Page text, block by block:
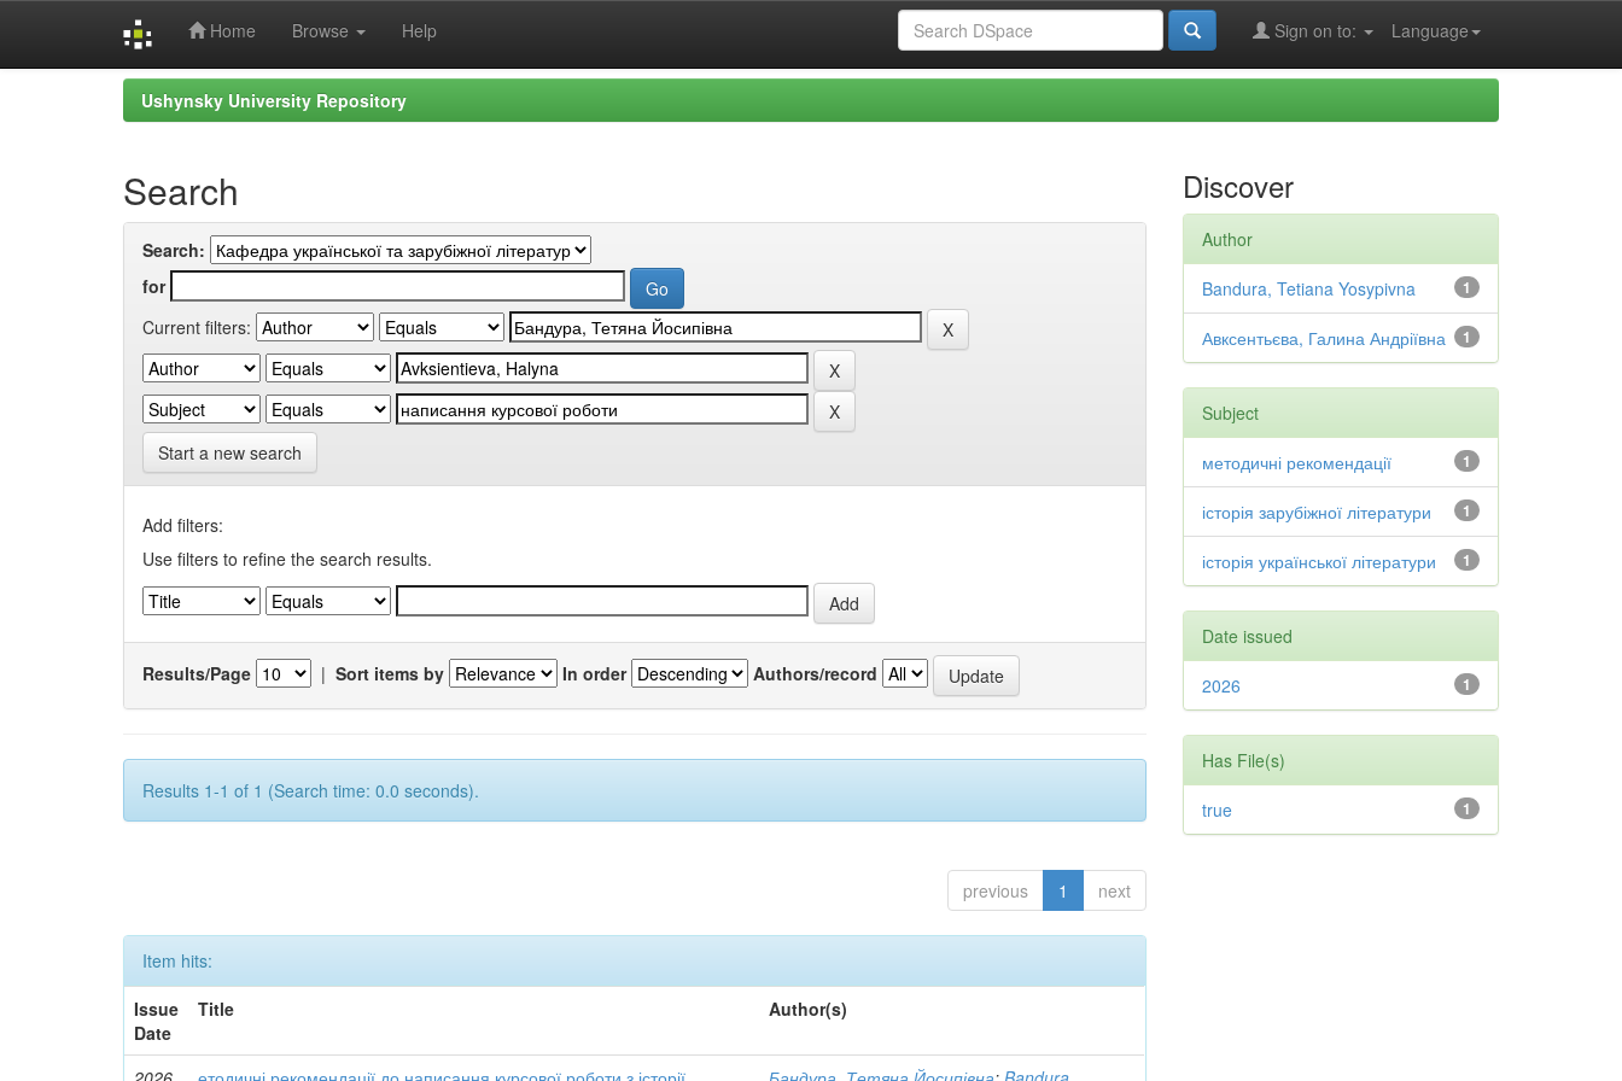
Home Browse Help Language
Sign on to:
Ushynsky University Repository
Search
Search:
for
Current filters:
Start a new search
Add filters:
Use filters to refine the search results.
Results/Page | Sort items by In order Authors/record
Results 1-1 of 1 (Search time: 0.0 seconds).
previous 1 next
Item hits:
Issue
Date
Title Author(s)
Discover
Author
1
Bandura, Tetiana Yosypivna
1
Авксентьєва, Галина Андріївна
Subject
1
методичні рекомендації
1
історія зарубіжної літератури
1
історія української літератури
Date issued
1
2026
Has File(s)
1
true